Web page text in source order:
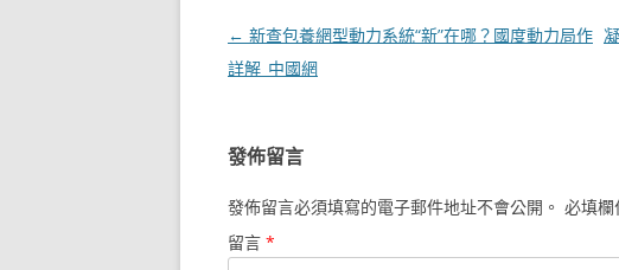
文
章
← 新查包養網型動力系統“新”在哪？國度動力局作
詳解_中國網
發佈留言
發佈留言必須填寫的電子郵件地址不會公開。 必填欄
留言 *